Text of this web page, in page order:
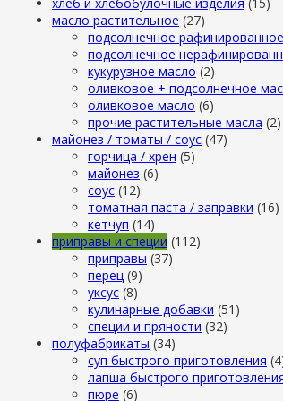
масло растительное (27)
подсолнечное
подсолнечное
кукурузное масло (2)
оливковое + подсолнечное
оливковое масло (6)
прочие растительные масла (2)
майонез / томаты / соус (47)
горчица / хрен (5)
майонез (6)
соус (12)
томатная паста / заправки (16)
кетчуп (14)
приправы и специи (112)
приправы (37)
перец (9)
уксус (8)
кулинарные добавки (51)
специи и пряности (32)
полуфабрикаты (34)
суп быстрого приготовления
лапша быстрого
пюре (6)